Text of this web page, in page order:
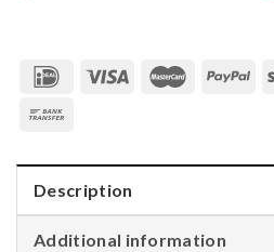
Description
Additional information